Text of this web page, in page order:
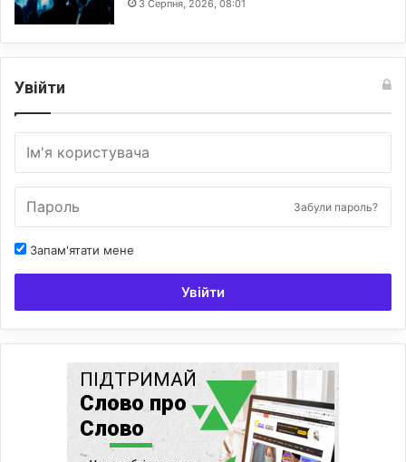
3 Серпня, 2026, 08:01
Увійти
Забули пароль?
Запам'ятати мене
Увійти